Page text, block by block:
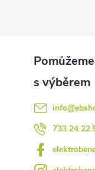
info@
733 24 22